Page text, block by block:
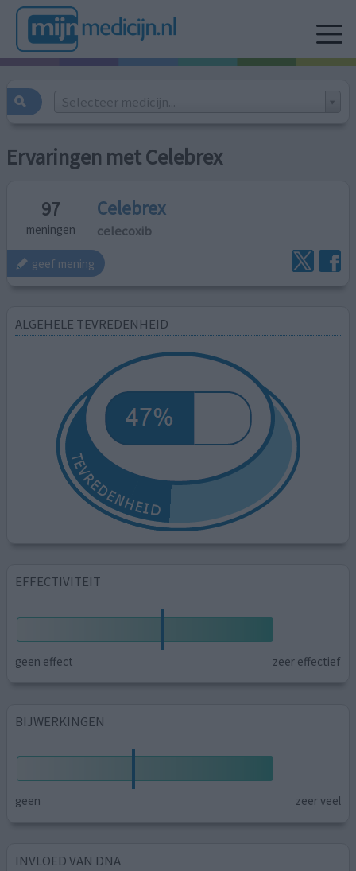
Selecteer medicijn...
Ervaringen met Celebrex
97
meningen
Celebrex
celecoxib
geef mening
ALGEHELE TEVREDENHEID
EFFECTIVITEIT
geen effect zeer effectief
BIJWERKINGEN
geen zeer veel
INVLOED VAN DNA